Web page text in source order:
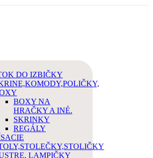
DO IZBIČKY
BOXY NA
HRAČKY A INÉ.
SKRINKY
REGÁLY
LAMPIČKY